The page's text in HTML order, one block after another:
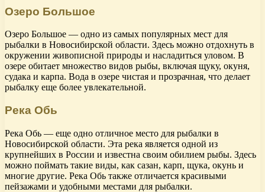
Озеро Большое
Озеро Большое — одно из самых популярных мест для
рыбалки в Новосибирской области. Здесь можно отдохнуть в
окружении живописной природы и насладиться уловом. В
озере обитает множество видов рыбы, включая щуку, окуня,
судака и карпа. Вода в озере чистая и прозрачная, что делает
рыбалку еще более увлекательной.
Река Обь
Река Обь — еще одно отличное место для рыбалки в
Новосибирской области. Эта река является одной из
крупнейших в России и известна своим обилием рыбы. Здесь
можно поймать такие виды, как сазан, карп, щука, окунь и
многие другие. Река Обь также отличается красивыми
пейзажами и удобными местами для рыбалки.